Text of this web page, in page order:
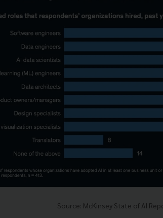
Source: McKinsey State of AI